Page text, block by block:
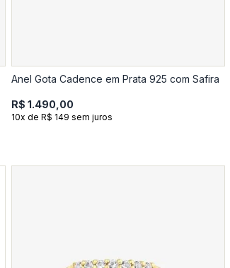
Anel Gota Cadence em Prata 925 com Safira
R$ 1.490,00
10x de R$ 149 sem juros